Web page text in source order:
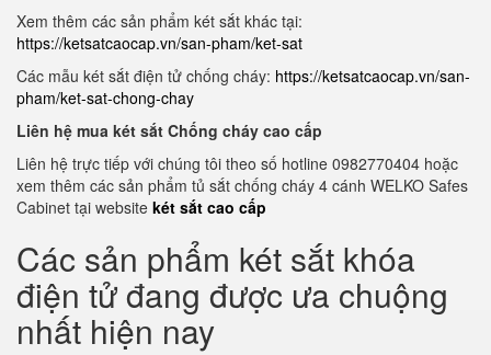
Xem thêm các sản phẩm két sắt khác tại:
https://ketsatcaocap.vn/san-pham/ket-sat
Các mẫu két sắt điện tử chống cháy: https://ketsatcaocap.vn/san-
pham/ket-sat-chong-chay
Liên hệ mua két sắt Chống cháy cao cấp
Liên hệ trực tiếp với chúng tôi theo số hotline 0982770404 hoặc
xem thêm các sản phẩm tủ sắt chống cháy 4 cánh WELKO Safes
Cabinet tại website két sắt cao cấp
Các sản phẩm két sắt khóa
điện tử đang được ưa chuộng
nhất hiện nay